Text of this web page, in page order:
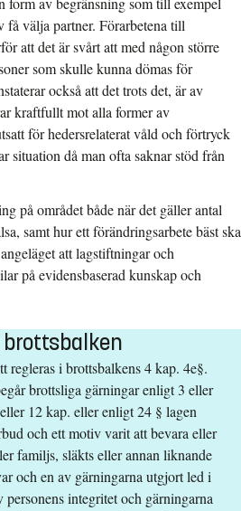
välja partner. Förarbetena till
att det är svårt att med någon större
som skulle kunna dömas för
också att det trots det, är av
kraftfullt mot alla former av
för hedersrelaterat våld och förtryck
situation då man ofta saknar stöd från
på området både när det gäller antal
samt hur ett förändringsarbete bäst ska
att lagstiftningar och
på evidensbaserad kunskap och
regleras i brottsbalkens 4 kap. 4e§.
brottsliga gärningar enligt 3 eller
12 kap. eller enligt 24 § lagen
och ett motiv varit att bevara eller
familjs, släkts eller annan liknande
och en av gärningarna utgjort led i
integritet och gärningarna